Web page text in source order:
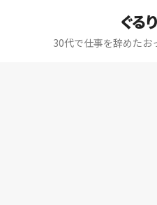
ぐる
30代で仕事を辞めたお